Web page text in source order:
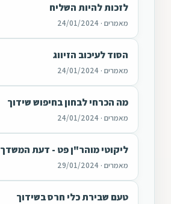
לזכות להיות השליח
מאמרים · 24/01/2024
הסוד לעיכוב הזיווג
מאמרים · 24/01/2024
מה הכרחי לבחון בחיפוש שידוך
מאמרים · 24/01/2024
ליקוטי מוהר"ן פט - דעת המשדך
מאמרים · 29/01/2024
טעם שבירת כלי חרס בשידוך